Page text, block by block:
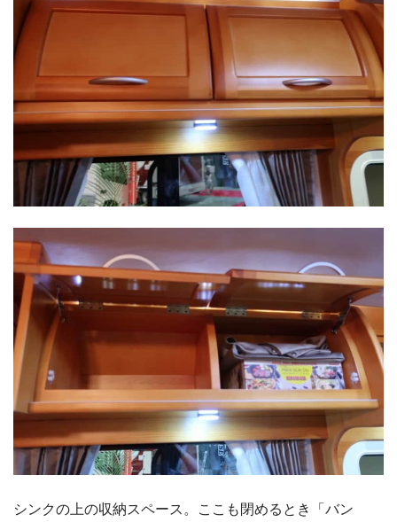
シンクの上の収納スペース。ここも閉めるとき「バン